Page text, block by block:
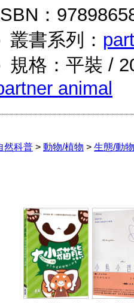
：
叢書系列：
規格：平裝 /
animal
然科普 > 動物/植物 > 生態/動